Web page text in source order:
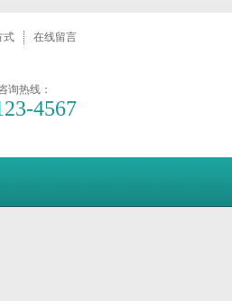
式 在线留言
询热线：
4567